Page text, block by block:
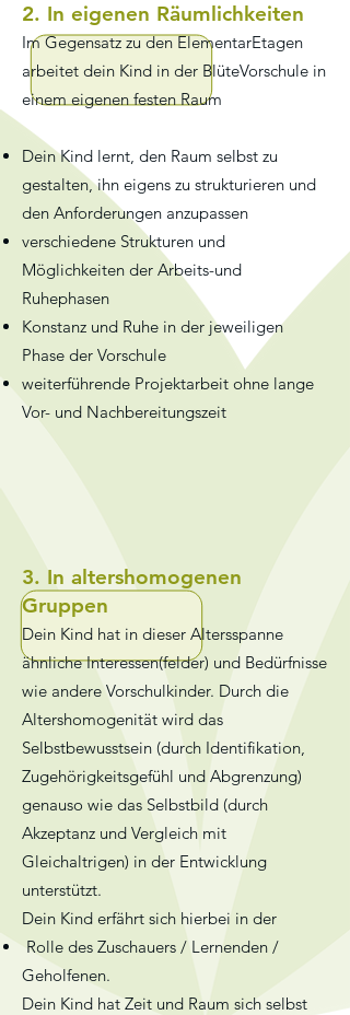
2. In eigenen Räumlichkeiten
Im Gegensatz zu den ElementarEtagen
arbeitet dein Kind in der BlüteVorschule in
einem eigenen festen Raum
Dein Kind lernt, den Raum selbst zu
gestalten, ihn eigens zu strukturieren und
den Anforderungen anzupassen
verschiedene Strukturen und
Möglichkeiten der Arbeits-und
Ruhephasen
Konstanz und Ruhe in der jeweiligen
Phase der Vorschule
weiterführende Projektarbeit ohne lange
Vor- und Nachbereitungszeit
3. In altershomogenen
Gruppen
Dein Kind hat in dieser Altersspanne
ähnliche Interessen(felder) und Bedürfnisse
wie andere Vorschulkinder. Durch die
Altershomogenität wird das
Selbstbewusstsein (durch Identifikation,
Zugehörigkeitsgefühl und Abgrenzung)
genauso wie das Selbstbild (durch
Akzeptanz und Vergleich mit
Gleichaltrigen) in der Entwicklung
unterstützt.
Dein Kind erfährt sich hierbei in der
Rolle des Zuschauers / Lernenden /
Geholfenen.
Dein Kind hat Zeit und Raum sich selbst